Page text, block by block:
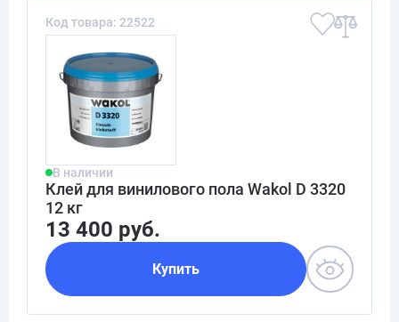
Код товара: 22522
В наличии
Клей для винилового пола Wakol D 3320
12 кг
13 400 руб.
Купить